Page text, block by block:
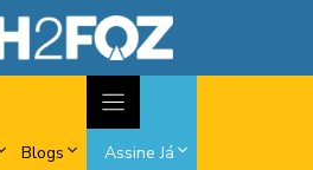
Blogs Assine Já